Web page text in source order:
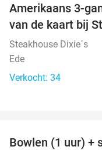
Amerikaans 3-
van de kaart bij
Steakhouse Dixie´s
Ede
Verkocht: 34
Bowlen (1 uur) +